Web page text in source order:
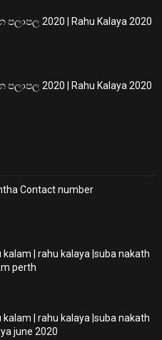
2020 | Rahu Kalaya 2020
2020 | Rahu Kalaya 2020
Contact number
| rahu kalaya |suba nakath
perth
| rahu kalaya |suba nakath
june 2020